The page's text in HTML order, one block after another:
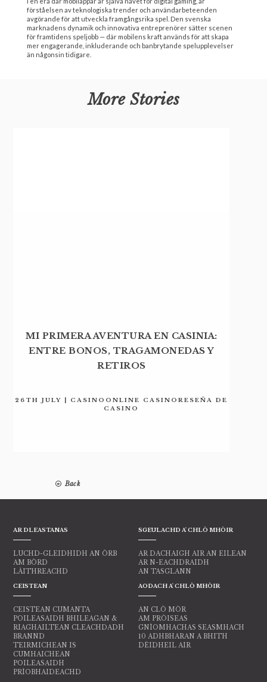
förståelsen av teknologiska trender och användarbeteenden
avgörande för att utveckla framgångsrika spel. Den svenska
marknadens dynamik och innovativa entreprenörer sätter scenen
för framtidens speljobb — där mobilens kraft används för att skapa
mer engagerande, inkluderande och banbrytande spelupplevelser
än någonsin tidigare.
More Stories
MI PRIMERA AVENTURA EN CASINIA:
ENTRE BONOS, TRAGAMONEDAS Y
RETIROS
26TH JULY | CASINOONLINE CASINORESEÑA DE
CASINO
Back
AR DLEASTANAS
LUCHD-GLEIDHIDH AN ÒRB
AM BÒRD
LÀITHREACHD
CEISTEAN
CEISTEAN CUMANTA
POILEASAIDH BHILEAGAN &
RIAGHAILTEAN CLEACHDADH
BRANND
TEIRMICHEAN IS
CUMHAICHEAN
POILEASAIDH
PRÌOBHAIDEACHD
SGEULACHD A' CHLÒ MHÒIR
AR DACHAIGH AIR AN EILEAN
AR N-EACHDRAIDH
AN TASGLANN
AODACH A' CHLÒ MHÒIR
AN CLÒ MÒR
AM PRÒISEAS
GNÌOMHACHAS SEASMHACH
10 ADHBHARAN A BHITH
DÈIDHEIL AIR